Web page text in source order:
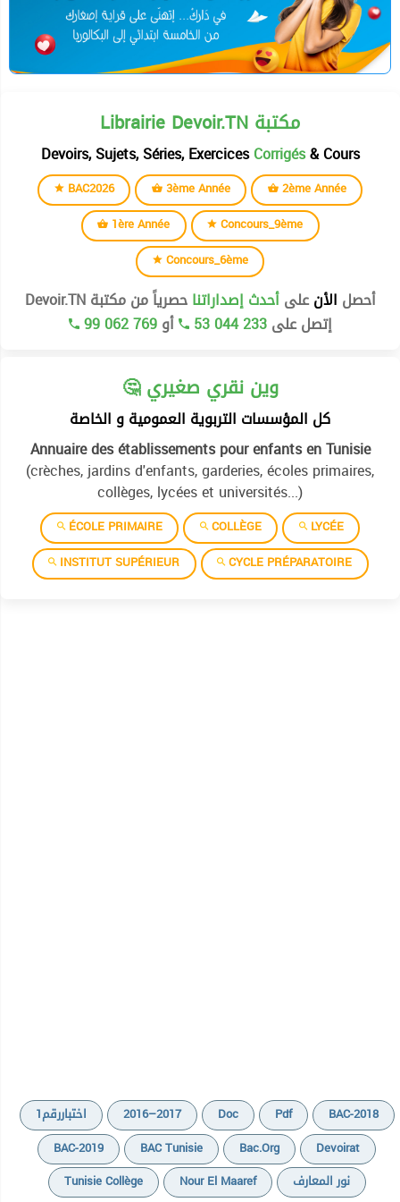
Librairie Devoir.TN مكتبة
Devoirs, Sujets, Séries, ExercicesCorrigés& Cours
BAC2026 3ème Année
2ème Année
1ère Année
Concours_9ème
Concours_6ème
أحصل الأنعلىأحدث إصداراتناحصرياً من مكتبة Devoir.TN
إتصل على53 044 233 أو99 062 769
🤔 وين نقري صغيري
كل المؤسسات التربوية العمومية و الخاصة
Annuaire des établissements pour enfants en Tunisie
(crèches, jardins d'enfants, garderies, écoles primaires,
collèges, lycées et universités...)
ÉCOLE PRIMAIRE COLLÈGE
LYCÉE
INSTITUT SUPÉRIEUR
CYCLE PRÉPARATOIRE
اختباررقم1 2016–2017 Doc Pdf
BAC-2018
BAC-2019
BAC Tunisie Bac.org
Devoirat
Tunisie Collège
Nour El Maaref نور المعارف